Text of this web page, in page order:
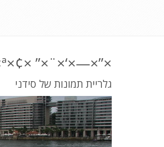
×”×—×‘×¨×” ×¢×œ ×¨×§×¢ ×‘×™×ª ×”××•×¤×¨×”
גלריית תמונות של סידני